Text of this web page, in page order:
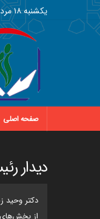
يکشنبه ١٨ مرداد ١٤٠٥
صفحه اصلی
دیدار
دکتر وحید
از بخش‌های